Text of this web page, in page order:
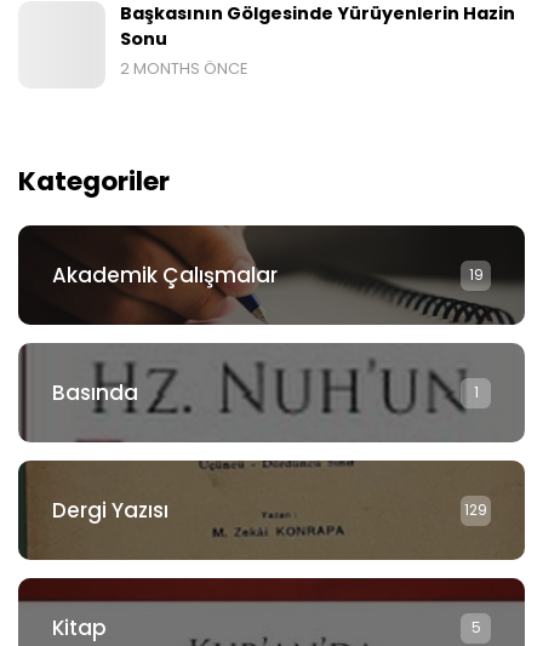
Başkasının Gölgesinde Yürüyenlerin Hazin
Sonu
2 MONTHS ÖNCE
Kategoriler
Akademik Çalışmalar 19
Basında 1
Dergi Yazısı 129
Kitap 5